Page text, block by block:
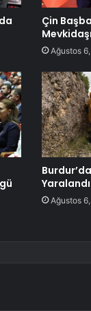
Çin
Ağustos
Yaralandı
Ağustos